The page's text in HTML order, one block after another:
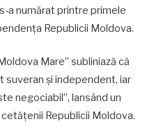
a numărat printre primele
Republicii Moldova.
Mare” subliniază că
suveran și independent, iar
negociabil”, lansând un
Republicii Moldova.